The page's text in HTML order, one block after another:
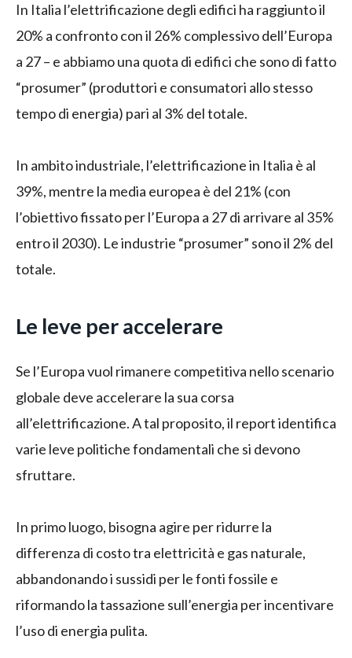
In Italia l’elettrificazione degli edifici ha raggiunto il
20% a confronto con il 26% complessivo dell’Europa
a 27 – e abbiamo una quota di edifici che sono di fatto
“prosumer” (produttori e consumatori allo stesso
tempo di energia) pari al 3% del totale.
In ambito industriale, l’elettrificazione in Italia è al
39%, mentre la media europea è del 21% (con
l’obiettivo fissato per l’Europa a 27 di arrivare al 35%
entro il 2030). Le industrie “prosumer” sono il 2% del
totale.
Le leve per accelerare
Se l’Europa vuol rimanere competitiva nello scenario
globale deve accelerare la sua corsa
all’elettrificazione. A tal proposito, il report identifica
varie leve politiche fondamentali che si devono
sfruttare.
In primo luogo, bisogna agire per ridurre la
differenza di costo tra elettricità e gas naturale,
abbandonando i sussidi per le fonti fossile e
riformando la tassazione sull’energia per incentivare
l’uso di energia pulita.